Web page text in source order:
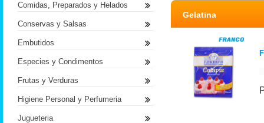
Gelatina
Comidas, Preparados y Helados
Conservas y Salsas
Embutidos
Especies y Condimentos
Frutas y Verduras
Higiene Personal y Perfumeria
Jugueteria